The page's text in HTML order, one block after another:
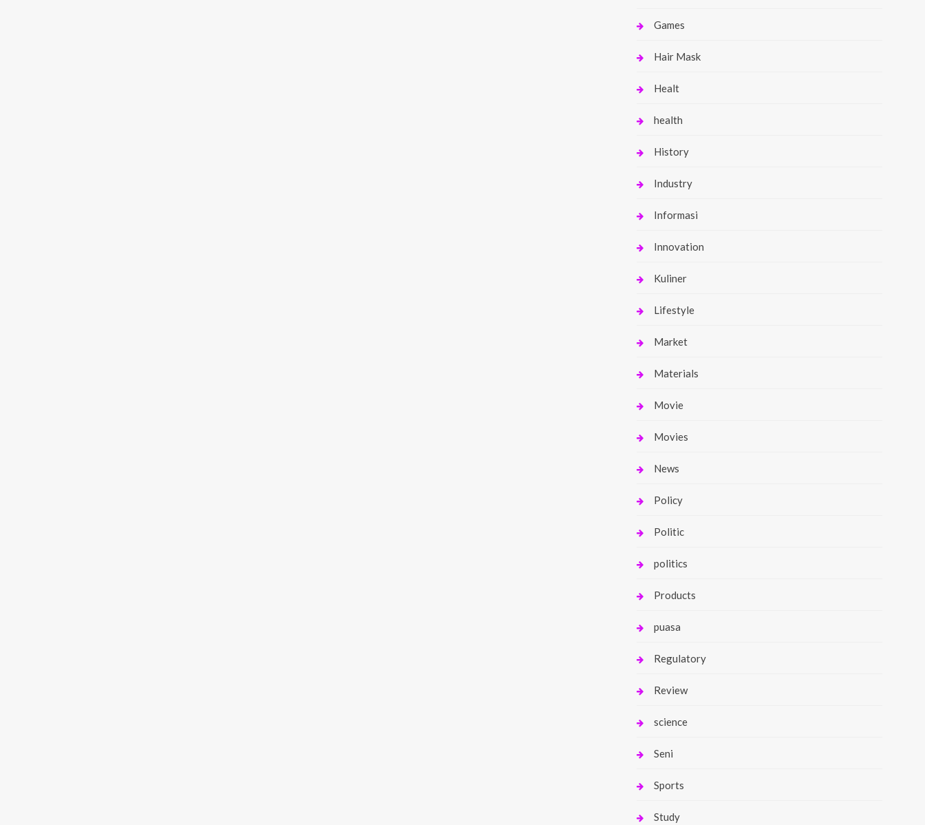
Games
Hair Mask
Healt
health
History
Industry
Informasi
Innovation
Kuliner
Lifestyle
Market
Materials
Movie
Movies
News
Policy
Politic
politics
Products
puasa
Regulatory
Review
science
Seni
Sports
Study